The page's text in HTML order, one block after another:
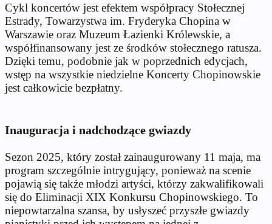
Cykl koncertów jest efektem współpracy Stołecznej
Estrady, Towarzystwa im. Fryderyka Chopina w
Warszawie oraz Muzeum Łazienki Królewskie, a
współfinansowany jest ze środków stołecznego ratusza.
Dzięki temu, podobnie jak w poprzednich edycjach,
wstęp na wszystkie niedzielne Koncerty Chopinowskie
jest całkowicie bezpłatny.
Inauguracja i nadchodzące gwiazdy
Sezon 2025, który został zainaugurowany 11 maja, ma
program szczególnie intrygujący, ponieważ na scenie
pojawią się także młodzi artyści, którzy zakwalifikowali
się do Eliminacji XIX Konkursu Chopinowskiego. To
niepowtarzalna szansa, by usłyszeć przyszłe gwiazdy